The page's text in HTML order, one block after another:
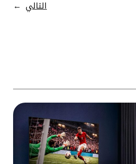
التالي →